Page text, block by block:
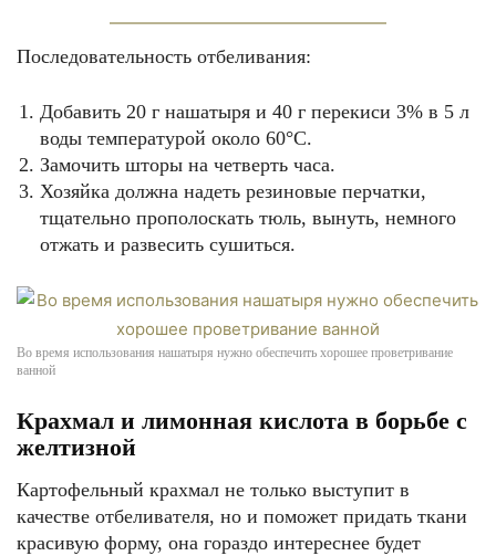
Последовательность отбеливания:
Добавить 20 г нашатыря и 40 г перекиси 3% в 5 л
воды температурой около 60°C.
Замочить шторы на четверть часа.
Хозяйка должна надеть резиновые перчатки,
тщательно прополоскать тюль, вынуть, немного
отжать и развесить сушиться.
Во время использования нашатыря нужно обеспечить хорошее проветривание
ванной
Крахмал и лимонная кислота в борьбе с
желтизной
Картофельный крахмал не только выступит в
качестве отбеливателя, но и поможет придать ткани
красивую форму, она гораздо интереснее будет